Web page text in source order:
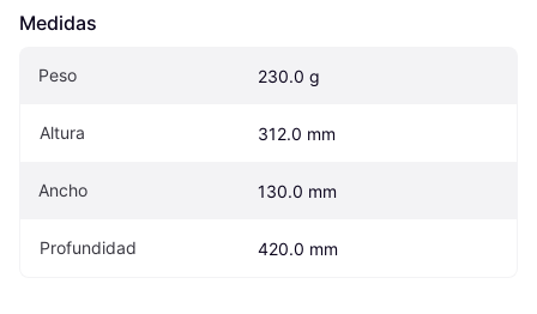
Medidas
Peso 230.0 g
Altura 312.0 mm
Ancho 130.0 mm
Profundidad 420.0 mm